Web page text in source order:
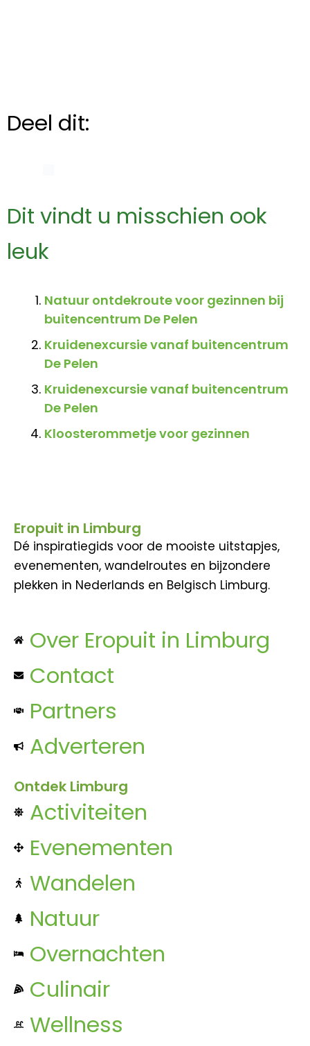
Deel dit:
Dit vindt u misschien ook
leuk
Natuur ontdekroute voor gezinnen bij
buitencentrum De Pelen
Kruidenexcursie vanaf buitencentrum
De Pelen
Kruidenexcursie vanaf buitencentrum
De Pelen
Kloosterommetje voor gezinnen
Eropuit in Limburg
Dé inspiratiegids voor de mooiste uitstapjes,
evenementen, wandelroutes en bijzondere
plekken in Nederlands en Belgisch Limburg.
Over Eropuit in Limburg
Contact
Partners
Adverteren
Ontdek Limburg
Activiteiten
Evenementen
Wandelen
Natuur
Overnachten
Culinair
Wellness